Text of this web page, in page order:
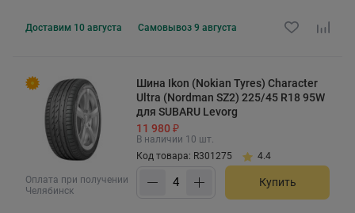
Доставим 10 августа Самовывоз 9 августа
Оплата при получении
Челябинск
Шина Ikon (Nokian Tyres) Character
Ultra (Nordman SZ2) 225/45 R18 95W
для SUBARU Levorg
11 980 ₽
В наличии 10 шт.
Код товара: R301275
4.4
Купить